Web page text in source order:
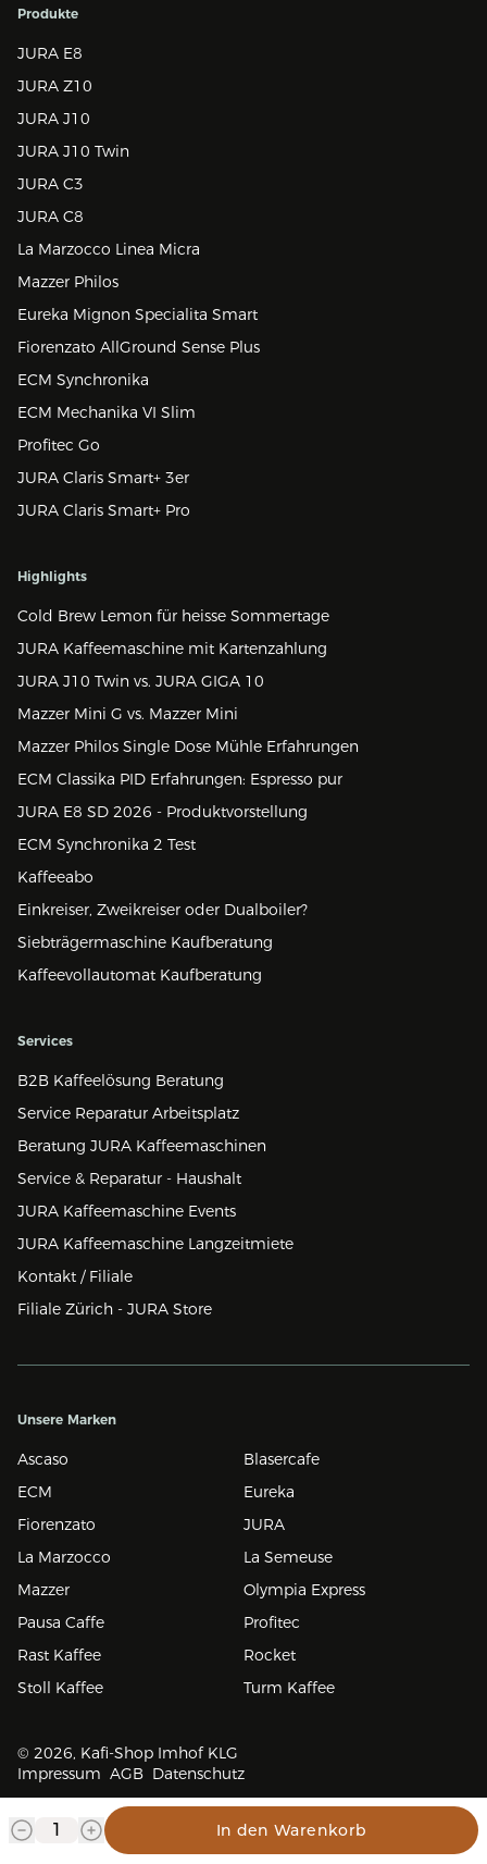
In den Warenkorb
Produkte
JURA E8
JURA Z10
JURA J10
JURA J10 Twin
JURA C3
JURA C8
La Marzocco Linea Micra
Mazzer Philos
Eureka Mignon Specialita Smart
Fiorenzato AllGround Sense Plus
ECM Synchronika
ECM Mechanika VI Slim
Profitec Go
JURA Claris Smart+ 3er
JURA Claris Smart+ Pro
Highlights
Cold Brew Lemon für heisse Sommertage
JURA Kaffeemaschine mit Kartenzahlung
JURA J10 Twin vs. JURA GIGA 10
Mazzer Mini G vs. Mazzer Mini
Mazzer Philos Single Dose Mühle Erfahrungen
ECM Classika PID Erfahrungen: Espresso pur
JURA E8 SD 2026 - Produktvorstellung
ECM Synchronika 2 Test
Kaffeeabo
Einkreiser, Zweikreiser oder Dualboiler?
Siebträgermaschine Kaufberatung
Kaffeevollautomat Kaufberatung
Services
B2B Kaffeelösung Beratung
Service Reparatur Arbeitsplatz
Beratung JURA Kaffeemaschinen
Service & Reparatur - Haushalt
JURA Kaffeemaschine Events
JURA Kaffeemaschine Langzeitmiete
Kontakt / Filiale
Filiale Zürich - JURA Store
Unsere Marken
Ascaso
Blasercafe
ECM
Eureka
Fiorenzato
JURA
La Marzocco
La Semeuse
Mazzer
Olympia Express
Pausa Caffe
Profitec
Rast Kaffee
Rocket
Stoll Kaffee
Turm Kaffee
© 2026, Kafi-Shop Imhof KLG
Impressum AGB Datenschutz